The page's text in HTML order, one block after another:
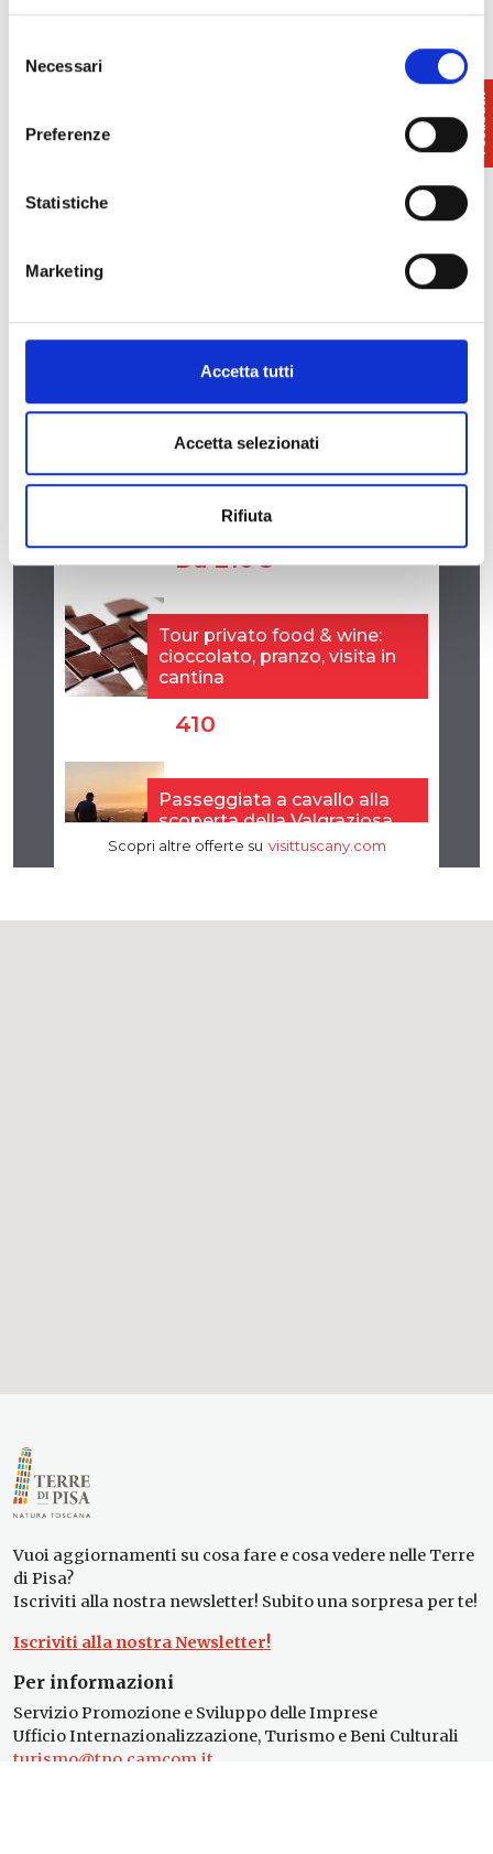
delNecessari
Preferenze
Statistiche
Marketing
Accetta tutti
Accetta selezionati
Rifiuta
del Testa.
Villa Gherardi –
Vuoi aggiornamenti su cosa fare e cosa vedere nelle Terre
di Pisa?
Iscriviti alla nostra newsletter! Subito una sorpresa per te!
Iscriviti alla nostra Newsletter!
Per informazioni
Servizio Promozione e Sviluppo delle Imprese
Ufficio Internazionalizzazione, Turismo e Beni Culturali
turismo@tno.camcom.it